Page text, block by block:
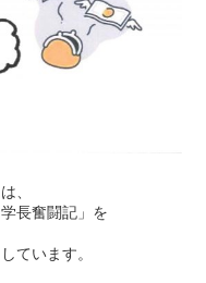
、
長奮闘記」を
ています。